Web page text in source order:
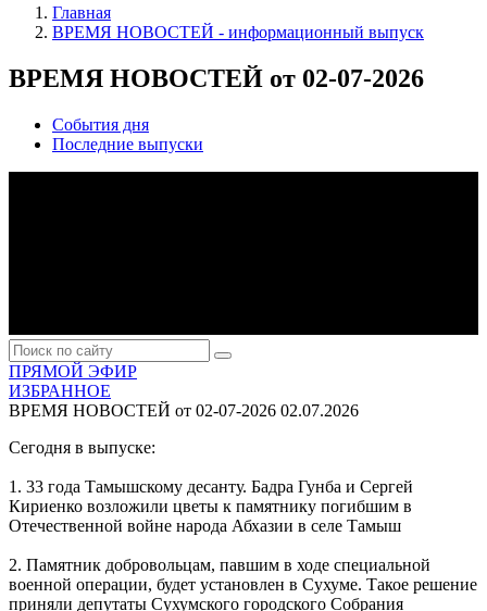
Главная
ВРЕМЯ НОВОСТЕЙ - информационный выпуск
ВРЕМЯ НОВОСТЕЙ от 02-07-2026
События дня
Последние выпуски
ПРЯМОЙ ЭФИР
ИЗБРАННОЕ
ВРЕМЯ НОВОСТЕЙ от 02-07-2026 02.07.2026
Сегодня в выпуске:
1. 33 года Тамышскому десанту. Бадра Гунба и Сергей
Кириенко возложили цветы к памятнику погибшим в
Отечественной войне народа Абхазии в селе Тамыш
2. Памятник добровольцам, павшим в ходе специальной
военной операции, будет установлен в Сухуме. Такое решение
приняли депутаты Сухумского городского Собрания